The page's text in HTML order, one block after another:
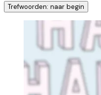
Trefwoorden: naar begin